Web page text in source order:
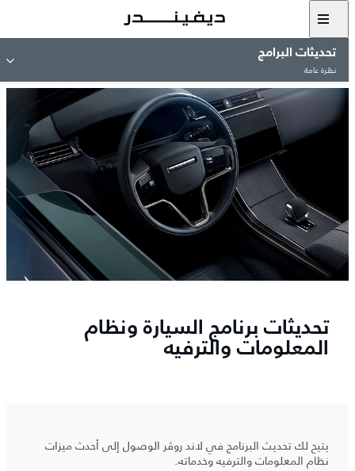
تحديثات البرامج
نظرة عامة
تحديثات برنامج السيارة ونظام
المعلومات والترفيه
يتيح لك تحديث البرنامج في لاند روڤر الوصول إلى أحدث ميزات
نظام المعلومات والترفيه وخدماته.